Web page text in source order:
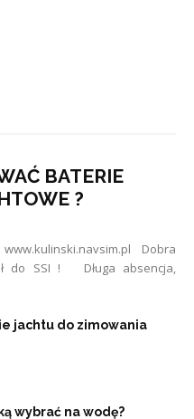
BATERIE
?
Dobra
do SSI ! Długa absencja,
jachtu do zimowania
wybrać na wodę?